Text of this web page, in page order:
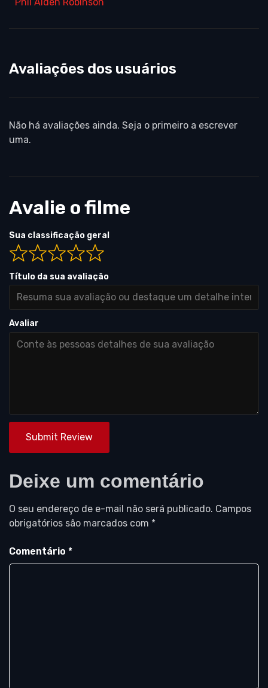
Avaliações dos usuários
Não há avaliações ainda. Seja o primeiro a escrever
uma.
Avalie o filme
Sua classificação geral
Título da sua avaliação
Avaliar
Submit Review
Deixe um comentário
O seu endereço de e-mail não será publicado. Campos
obrigatórios são marcados com *
Comentário *